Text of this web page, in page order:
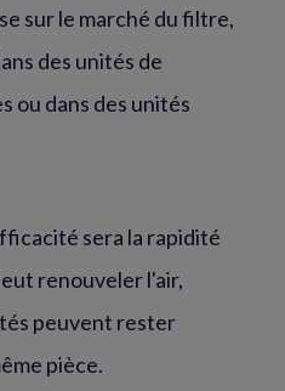
sur le marché du filtre,
des unités de
ou dans des unités
sera la rapidité
renouveler l'air,
peuvent rester
pièce.